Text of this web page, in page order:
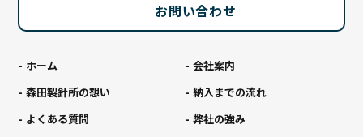
お問い合わせ
ホーム
会社案内
森田製針所の想い
納入までの流れ
よくある質問
弊社の強み